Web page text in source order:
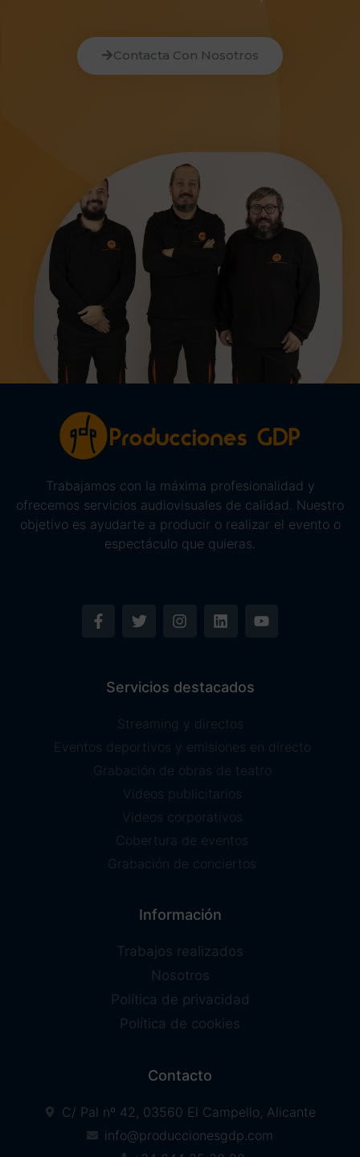
Contacta Con Nosotros
Trabajamos con la máxima profesionalidad y
ofrecemos servicios audiovisuales de calidad. Nuestro
objetivo es ayudarte a producir o realizar el evento o
espectáculo que quieras.
Servicios destacados
Streaming y directos
Eventos deportivos y emisiones en directo
Grabación de obras de teatro
Videos publicitarios
Videos corporativos
Cobertura de eventos
Grabación de conciertos
Información
Trabajos realizados
Nosotros
Política de privacidad
Política de cookies
Contacto
C/ Pal nº 42, 03560 El Campello, Alicante
info@produccionesgdp.com